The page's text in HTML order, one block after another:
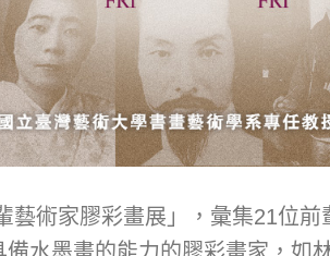
藝術家膠彩畫展」，彙集21位